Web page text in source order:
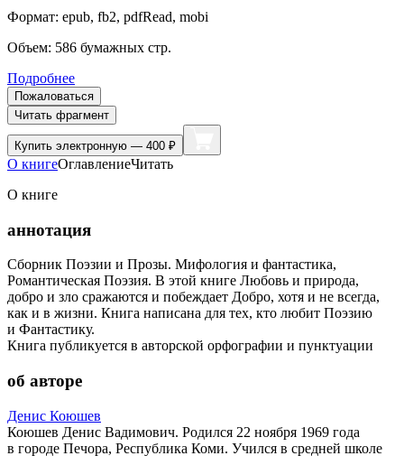
Формат: epub, fb2, pdfRead, mobi
Объем: 586 бумажных стр.
Подробнее
Пожаловаться
Читать фрагмент
Купить электронную — 400 ₽
О книгеОглавлениеЧитать
О книге
аннотация
Сборник Поэзии и Прозы. Мифология и фантастика,
Романтическая Поэзия. В этой книге Любовь и природа,
добро и зло сражаются и побеждает Добро, хотя и не всегда,
как и в жизни. Книга написана для тех, кто любит Поэзию
и Фантастику.
Книга публикуется в авторской орфографии и пунктуации
об авторе
Денис Коюшев
Коюшев Денис Вадимович. Родился 22 ноября 1969 года
в городе Печора, Республика Коми. Учился в средней школе